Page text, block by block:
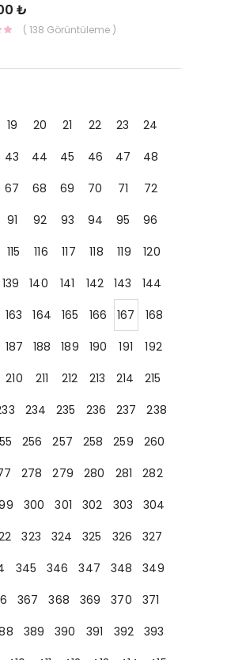
₺
( 138 Görüntüleme )
19 20 21 22 23
24
43 44 45 46 47
48
67 68 69 70 71
72
91 92 93 94 95
96
115 116 117 118 119
120
139 140 141 142 143
144
163 164 165 166 167
168
187 188 189 190 191
192
210 211 212 213 214
215
234 235 236 237
238
256 257 258 259
260
278 279 280 281
282
300 301 302 303
304
323 324 325 326
327
345 346 347 348
349
367 368 369 370
371
389 390 391 392
393